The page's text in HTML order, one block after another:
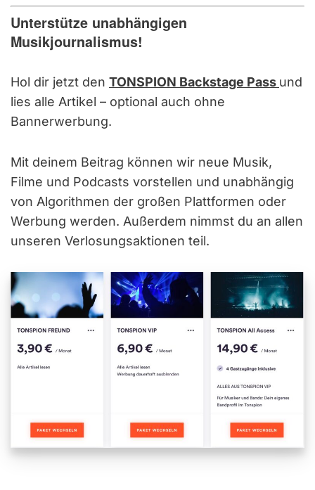
Unterstütze unabhängigen
Musikjournalismus!
Hol dir jetzt den TONSPION Backstage Pass und
lies alle Artikel – optional auch ohne
Bannerwerbung.
Mit deinem Beitrag können wir neue Musik,
Filme und Podcasts vorstellen und unabhängig
von Algorithmen der großen Plattformen oder
Werbung werden. Außerdem nimmst du an allen
unseren Verlosungsaktionen teil.